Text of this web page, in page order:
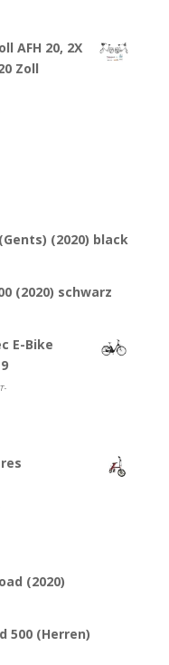
AFH 20, 2X
Zoll
(2020) black
(2020) schwarz
E-Bike
(2020)
500 (Herren)